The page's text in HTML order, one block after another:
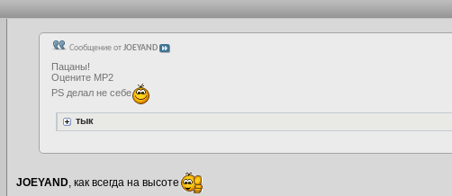
Сообщение отJOEYAND
Пацаны!
Оцените МР2
PS делал не себе
тык
JOEYAND, как всегда на высоте